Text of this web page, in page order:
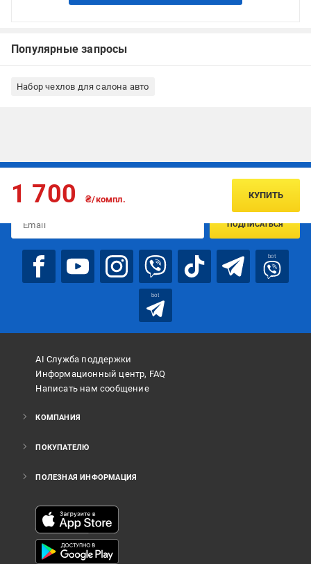
Популярные запросы
Набор чехлов для салона авто
1 700 ₴/компл. КУПИТЬ
Подписывайтесь, чтобы узнавать первым об акцияx и
ПОДПИСАТЬСЯ
bot
bot
AI Служба поддержки
Информационный центр, FAQ
Написать нам сообщение
КОМПАНИЯ
ПОКУПАТЕЛЮ
ПОЛЕЗНАЯ ИНФОРМАЦИЯ